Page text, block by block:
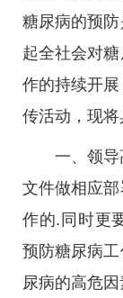
糖尿病的预
起全社会对
作的持续开
传活动，现将
一、领
文件做相应
作的.同时更
预防糖尿病
尿病的高危因